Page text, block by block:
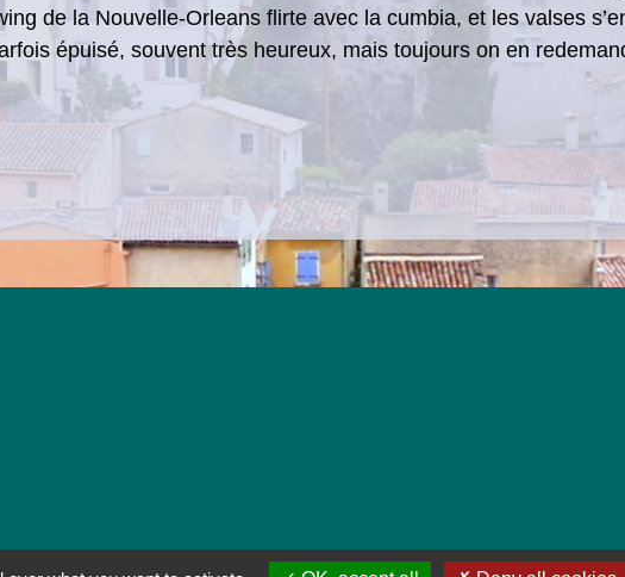
de la Nouvelle-Orleans flirte avec la cumbia, et les valses
épuisé, souvent très heureux, mais toujours on en